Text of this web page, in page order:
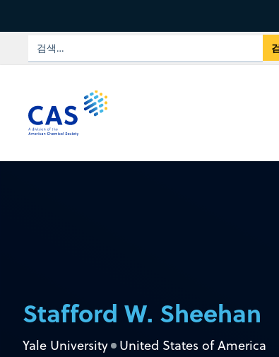
Stafford W. Sheehan
Yale University United States of America